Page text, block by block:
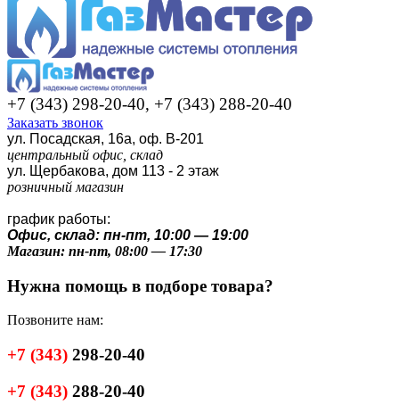
+7 (343) 298-20-40, +7 (343) 288-20-40
Заказать звонок
ул. Посадская, 16а, оф. В-201
центральный офис, склад
ул. Щербакова, дом 113 - 2 этаж
розничный магазин
график работы:
Офис, склад: пн-пт, 10:00 — 19:00
Магазин: пн-пт, 08:00 — 17:30
Нужна помощь в подборе товара?
Позвоните нам:
+7 (343) 298-20-40
+7 (343) 288-20-40